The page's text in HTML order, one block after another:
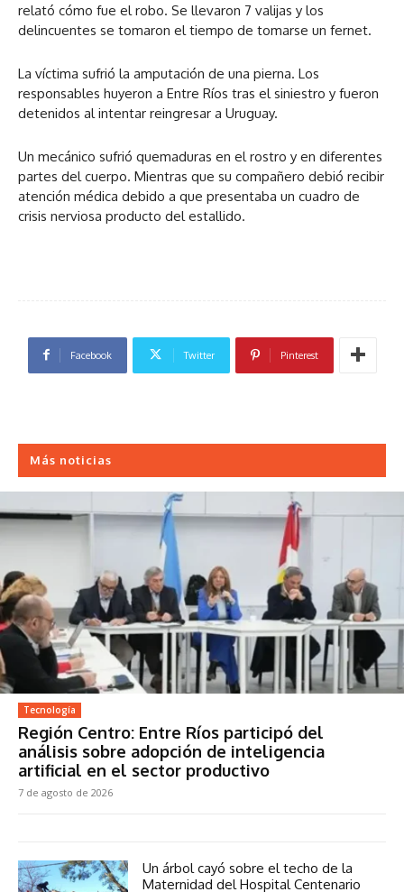
relató cómo fue el robo. Se llevaron 7 valijas y los
delincuentes se tomaron el tiempo de tomarse un fernet.
La víctima sufrió la amputación de una pierna. Los
responsables huyeron a Entre Ríos tras el siniestro y fueron
detenidos al intentar reingresar a Uruguay.
Un mecánico sufrió quemaduras en el rostro y en diferentes
partes del cuerpo. Mientras que su compañero debió recibir
atención médica debido a que presentaba un cuadro de
crisis nerviosa producto del estallido.
Facebook Twitter Pinterest
Más noticias
Tecnología
Región Centro: Entre Ríos participó del
análisis sobre adopción de inteligencia
artificial en el sector productivo
7 de agosto de 2026
Un árbol cayó sobre el techo de la
Maternidad del Hospital Centenario